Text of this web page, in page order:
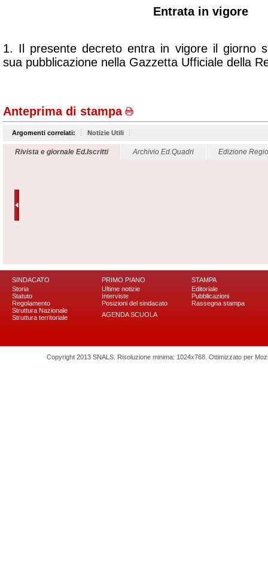
Entrata in vigore
1. Il presente decreto entra in vigore il giorno
sua pubblicazione nella Gazzetta Ufficiale della
Anteprima di stampa
Argomenti correlati: Notizie Utili
Rivista e giornale Ed.Iscritti Archivio Ed.Quadri Edizione
SINDACATO
Storia
Statuto
Regolamento
Struttura Nazionale
Struttura territoriale
PRIMO PIANO
Ultime notizie
Interviste
Posizioni del sindacato
AGENDA SCUOLA
STAMPA
Editoriale
Pubblicazioni
Rassegna stampa
Copyright 2013 SNALS. Risoluzione minima: 1024x768. Ottimizzato per